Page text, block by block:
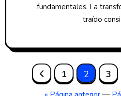
fundamentales. La
traído
Paginación
1 2 3